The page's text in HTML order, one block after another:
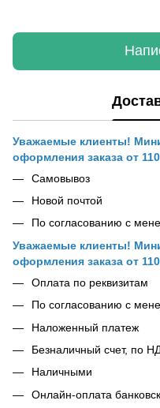
Уважаемые клиенты!
оформления заказа от
Самовывоз
Новой почтой
По согласованию с
Уважаемые клиенты!
оформления заказа от
Оплата по реквизитам
По согласованию с
Наложенный платеж
Безналичный счет, по
Наличными
Онлайн-оплата